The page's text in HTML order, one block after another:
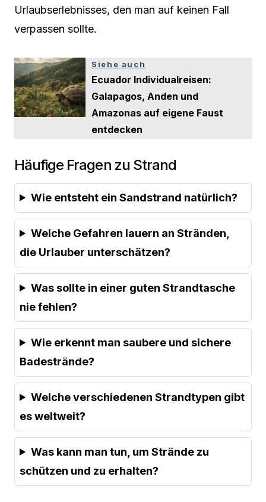
Urlaubserlebnisses, den man auf keinen Fall
verpassen sollte.
Siehe auch
Ecuador Individualreisen:
Galapagos, Anden und
Amazonas auf eigene Faust
entdecken
Häufige Fragen zu Strand
Wie entsteht ein Sandstrand natürlich?
Welche Gefahren lauern an Stränden,
die Urlauber unterschätzen?
Was sollte in einer guten Strandtasche
nie fehlen?
Wie erkennt man saubere und sichere
Badestrände?
Welche verschiedenen Strandtypen gibt
es weltweit?
Was kann man tun, um Strände zu
schützen und zu erhalten?